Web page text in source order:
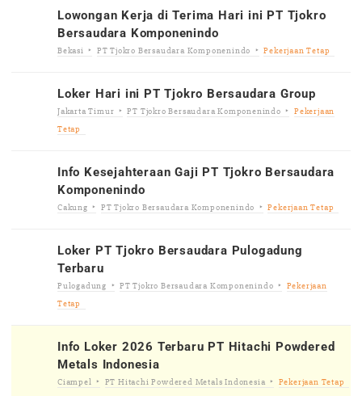
Lowongan Kerja di Terima Hari ini PT Tjokro
Bersaudara Komponenindo
Bekasi PT Tjokro Bersaudara Komponenindo Pekerjaan Tetap
Loker Hari ini PT Tjokro Bersaudara Group
Jakarta Timur PT Tjokro Bersaudara Komponenindo
Pekerjaan
Tetap
Info Kesejahteraan Gaji PT Tjokro Bersaudara
Komponenindo
Cakung PT Tjokro Bersaudara Komponenindo Pekerjaan Tetap
Loker PT Tjokro Bersaudara Pulogadung
Terbaru
Pulogadung PT Tjokro Bersaudara Komponenindo
Pekerjaan
Tetap
Info Loker 2026 Terbaru PT Hitachi Powdered
Metals Indonesia
Ciampel PT Hitachi Powdered Metals Indonesia Pekerjaan Tetap